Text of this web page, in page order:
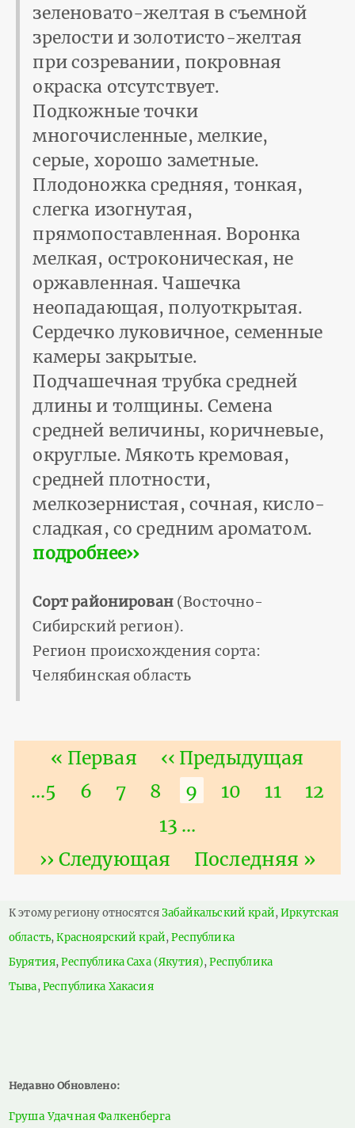
зеленовато-желтая в съемной
зрелости и золотисто-желтая
при созревании, покровная
окраска отсутствует.
Подкожные точки
многочисленные, мелкие,
серые, хорошо заметные.
Плодоножка средняя, тонкая,
слегка изогнутая,
прямопоставленная. Воронка
мелкая, остроконическая, не
оржавленная. Чашечка
неопадающая, полуоткрытая.
Сердечко луковичное, семенные
камеры закрытые.
Подчашечная трубка средней
длины и толщины. Семена
средней величины, коричневые,
округлые. Мякоть кремовая,
средней плотности,
мелкозернистая, сочная, кисло-
сладкая, со средним ароматом.
подробнее››
Сорт районирован(Восточно-
Сибирский регион).
Регион происхождения сорта:
Челябинская область
Нумерация
страниц
Первая
страница
« Первая
Предыдущая
страница
‹‹ Предыдущая
Страница
…5 Страница
6 Страница
7 Страница
8
Текущая
9 Страница
10 11
12
Страница
13 …
Следующая
›› Следующая
Последняя
Последняя »
К этому региону относятся Забайкальский край,Иркутская
область,Красноярский край,Республика
Бурятия,Республика Саха (Якутия),Республика
Тыва,Республика Хакасия
Недавно Обновлено:
Груша Удачная Фалкенберга